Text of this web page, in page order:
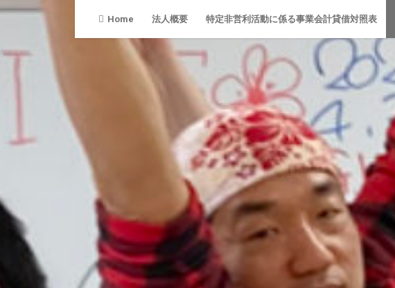
Skip
content
Home 法人概要 特定非営利活動に係る事業会計貸借対照表